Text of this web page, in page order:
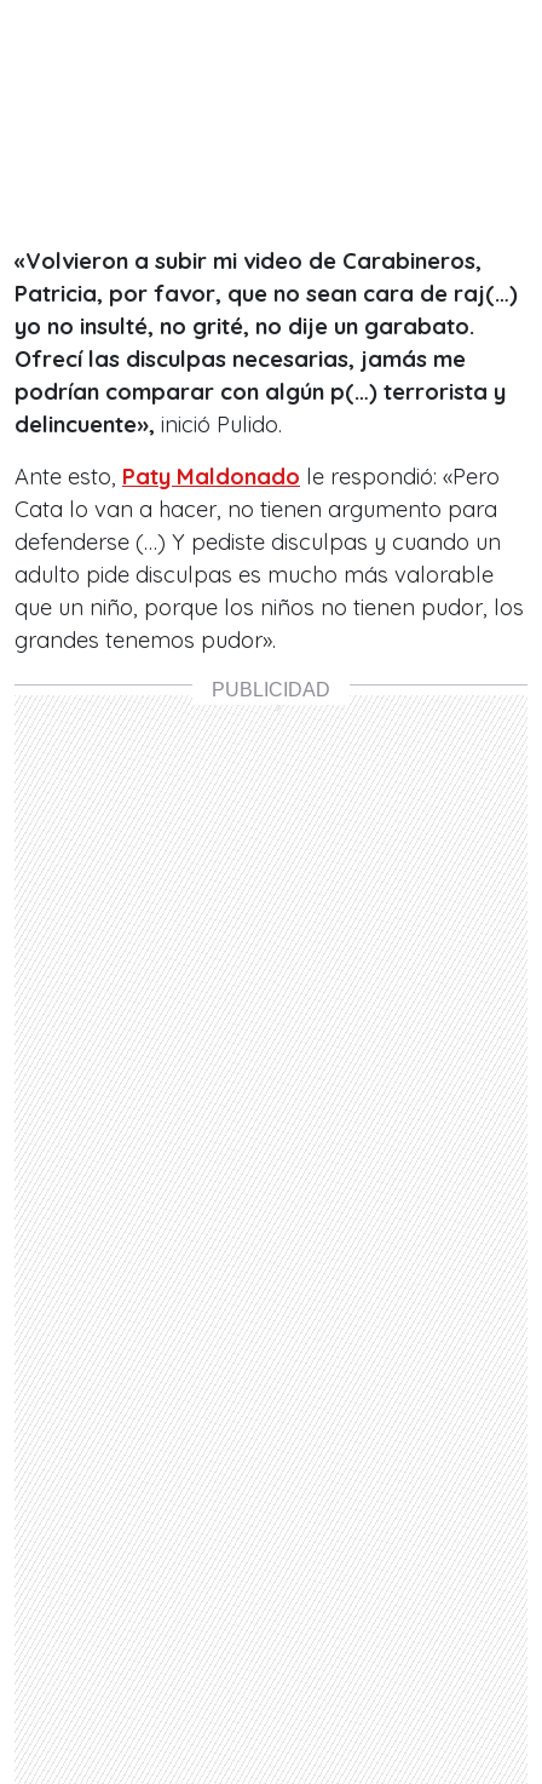
«Volvieron a subir mi video de Carabineros,
Patricia, por favor, que no sean cara de raj(…)
yo no insulté, no grité, no dije un garabato.
Ofrecí las disculpas necesarias, jamás me
podrían comparar con algún p(…) terrorista y
delincuente», inició Pulido.
Ante esto, Paty Maldonado le respondió: «Pero
Cata lo van a hacer, no tienen argumento para
defenderse (…) Y pediste disculpas y cuando un
adulto pide disculpas es mucho más valorable
que un niño, porque los niños no tienen pudor, los
grandes tenemos pudor».